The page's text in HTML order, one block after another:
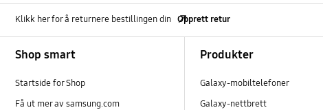
Klikk her for å returnere bestillingen din Opprett retur
Shop smart
Startside for Shop
Få ut mer av samsung.com
Produkter
Galaxy-mobiltelefoner
Galaxy-nettbrett